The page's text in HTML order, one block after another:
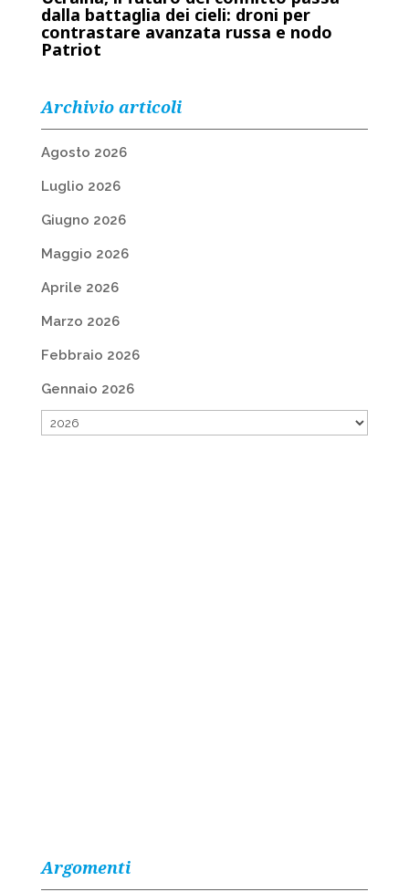
dalla battaglia dei cieli: droni per
contrastare avanzata russa e nodo
Patriot
Archivio articoli
Agosto 2026
Luglio 2026
Giugno 2026
Maggio 2026
Aprile 2026
Marzo 2026
Febbraio 2026
Gennaio 2026
Argomenti